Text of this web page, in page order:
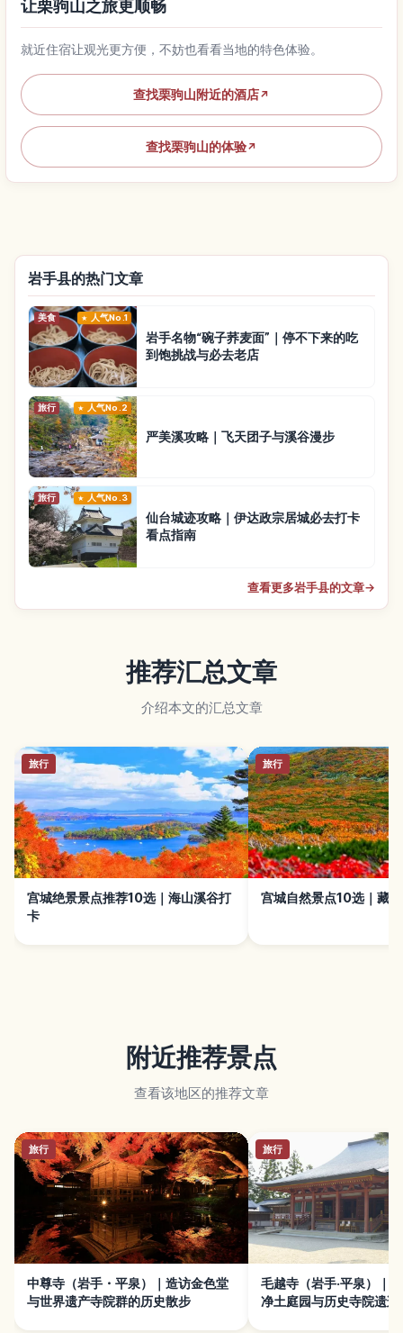
让栗驹山之旅更顺畅
就近住宿让观光更方便，不妨也看看当地的特色体验。
查找栗驹山附近的酒店↗
查找栗驹山的体验↗
岩手县的热门文章
美食 人气No.1
岩手名物“碗子荞麦面”｜停不下来的吃
到饱挑战与必去老店
旅行 人气No.2
严美溪攻略｜飞天团子与溪谷漫步
旅行 人气No.3
仙台城迹攻略｜伊达政宗居城必去打卡
看点指南
查看更多岩手县的文章→
推荐汇总文章
介绍本文的汇总文章
旅行
宫城绝景景点推荐10选｜海山溪谷打
卡
旅行
宫城自然景点10选｜藏
附近推荐景点
查看该地区的推荐文章
旅行
中尊寺（岩手・平泉）｜造访金色堂
与世界遗产寺院群的历史散步
旅行
毛越寺（岩手·平泉）｜
净土庭园与历史寺院遗迹